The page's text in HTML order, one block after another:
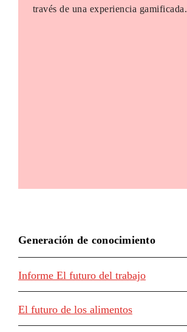
través de una experiencia gamificada.
Generación de conocimiento
Informe El futuro del trabajo
El futuro de los alimentos